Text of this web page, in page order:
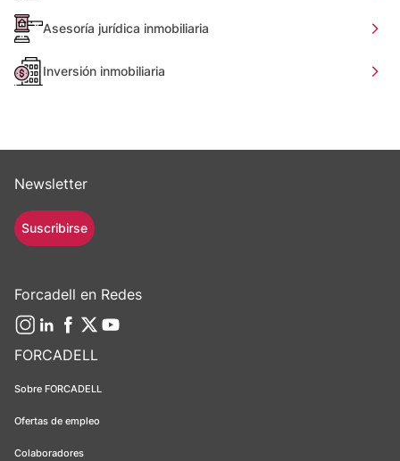
Asesoría jurídica inmobiliaria
Inversión inmobiliaria
FORCADELL
Sobre FORCADELL
Ofertas de empleo
Colaboradores
Newsletter
Suscribirse
Forcadell en Redes